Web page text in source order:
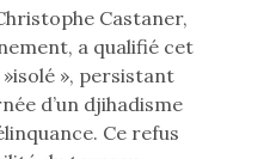
Castaner,
a qualifié cet
»isolé », persistant
d’un djihadisme
Ce refus